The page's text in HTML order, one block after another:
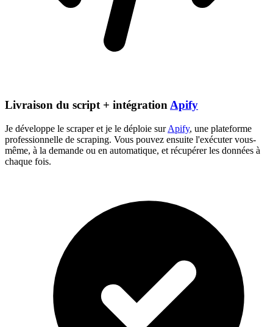
Livraison du script + intégration Apify
Je développe le scraper et je le déploie surApify, une plateforme
professionnelle de scraping. Vous pouvez ensuite l'exécuter vous-
même, à la demande ou en automatique, et récupérer les données à
chaque fois.